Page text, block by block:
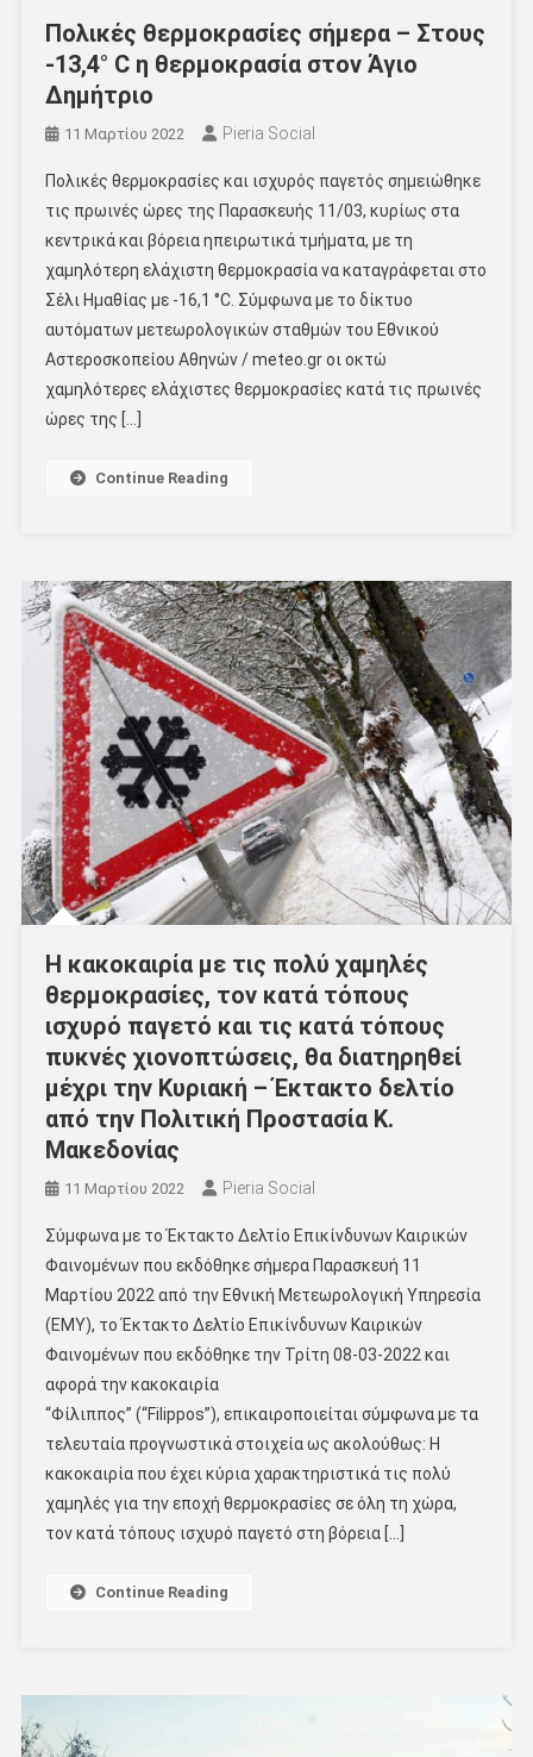
Πολικές θερμοκρασίες σήμερα – Στους
-13,4° C η θερμοκρασία στον Άγιο
Δημήτριο
11 Μαρτίου 2022 Pieria Social
Πολικές θερμοκρασίες και ισχυρός παγετός σημειώθηκε
τις πρωινές ώρες της Παρασκευής 11/03, κυρίως στα
κεντρικά και βόρεια ηπειρωτικά τμήματα, με τη
χαμηλότερη ελάχιστη θερμοκρασία να καταγράφεται στο
Σέλι Ημαθίας με -16,1 °C. Σύμφωνα με το δίκτυο
αυτόματων μετεωρολογικών σταθμών του Εθνικού
Αστεροσκοπείου Αθηνών / meteo.gr οι οκτώ
χαμηλότερες ελάχιστες θερμοκρασίες κατά τις πρωινές
ώρες της […]
Continue Reading
Η κακοκαιρία με τις πολύ χαμηλές
θερμοκρασίες, τον κατά τόπους
ισχυρό παγετό και τις κατά τόπους
πυκνές χιονοπτώσεις, θα διατηρηθεί
μέχρι την Κυριακή – Έκτακτο δελτίο
από την Πολιτική Προστασία Κ.
Μακεδονίας
11 Μαρτίου 2022 Pieria Social
Σύμφωνα με το Έκτακτο Δελτίο Επικίνδυνων Καιρικών
Φαινομένων που εκδόθηκε σήμερα Παρασκευή 11
Μαρτίου 2022 από την Εθνική Μετεωρολογική Υπηρεσία
(ΕΜΥ), το Έκτακτο Δελτίο Επικίνδυνων Καιρικών
Φαινομένων που εκδόθηκε την Τρίτη 08-03-2022 και
αφορά την κακοκαιρία
“Φίλιππος” (“Filippos”), επικαιροποιείται σύμφωνα με τα
τελευταία προγνωστικά στοιχεία ως ακολούθως: Η
κακοκαιρία που έχει κύρια χαρακτηριστικά τις πολύ
χαμηλές για την εποχή θερμοκρασίες σε όλη τη χώρα,
τον κατά τόπους ισχυρό παγετό στη βόρεια […]
Continue Reading